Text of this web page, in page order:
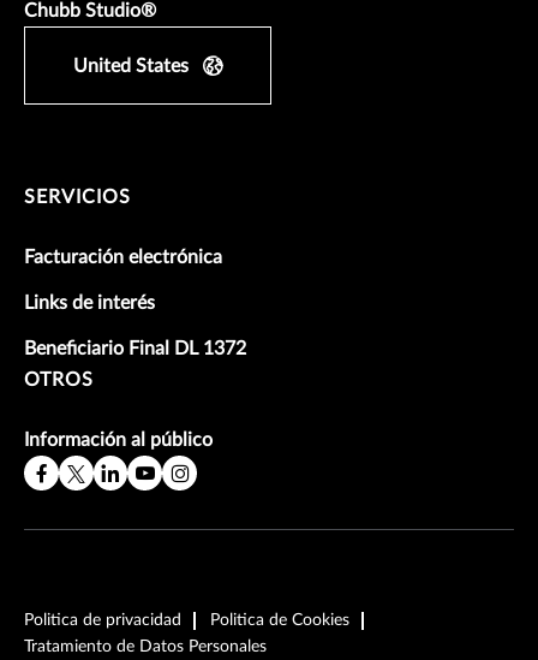
Chubb Studio®
United States
SERVICIOS
Facturación electrónica
Links de interés
Beneficiario Final DL 1372
OTROS
Información al público
Politica de privacidad
Politica de Cookies
Tratamiento de Datos Personales